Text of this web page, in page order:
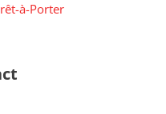
à-Porter